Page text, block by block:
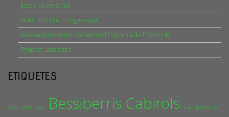
Escola Lliure el Sol
Moviment Laic i Progressista
Associació de Veïns i Veïnes de l’Esquerra de l’Eixample
Projecte Localitza’t
ETIQUETES
AGO Any nou! Bessiberris Cabirols Campaments